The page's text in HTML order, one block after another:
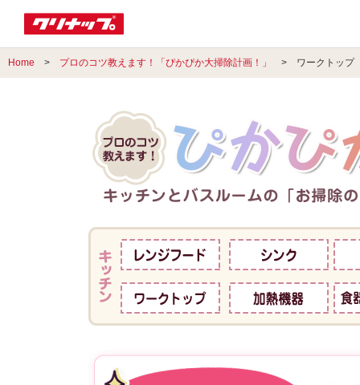
Home > プロのコツ教えます！「ぴかぴか大掃除計画！」 > ワークトップ